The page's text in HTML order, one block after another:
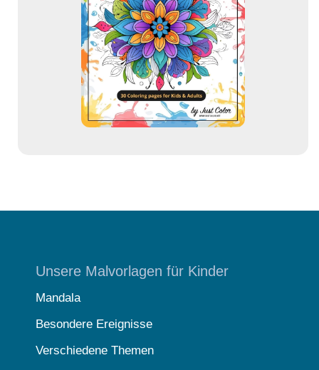
Unsere Malvorlagen für Kinder
Mandala
Besondere Ereignisse
Verschiedene Themen